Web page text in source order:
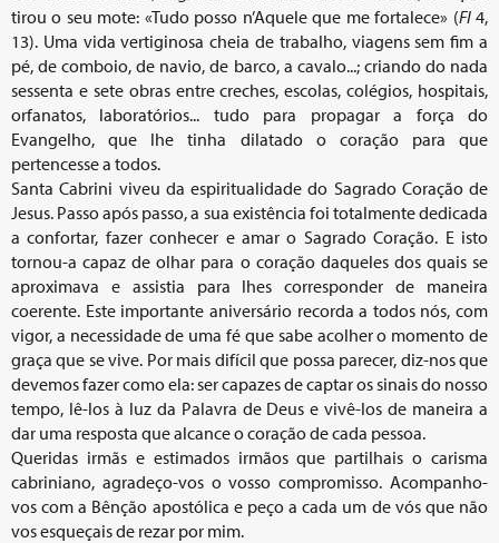
tirou o seu mote: «Tudo posso n’Aquele que me fortalece» (Fl4,
13). Uma vida vertiginosa cheia de trabalho, viagens sem fim a
pé, de comboio, de navio, de barco, a cavalo...; criando do nada
sessenta e sete obras entre creches, escolas, colégios, hospitais,
orfanatos, laboratórios... tudo para propagar a força do
Evangelho, que lhe tinha dilatado o coração para que
pertencesse a todos.
Santa Cabrini viveu da espiritualidade do Sagrado Coração de
Jesus. Passo após passo, a sua existência foi totalmente dedicada
a confortar, fazer conhecer e amar o Sagrado Coração. E isto
tornou-a capaz de olhar para o coração daqueles dos quais se
aproximava e assistia para lhes corresponder de maneira
coerente. Este importante aniversário recorda a todos nós, com
vigor, a necessidade de uma fé que sabe acolher o momento de
graça que se vive. Por mais difícil que possa parecer, diz-nos que
devemos fazer como ela: ser capazes de captar os sinais do nosso
tempo, lê-los à luz da Palavra de Deus e vivê-los de maneira a
dar uma resposta que alcance o coração de cada pessoa.
Queridas irmãs e estimados irmãos que partilhais o carisma
cabriniano, agradeço-vos o vosso compromisso. Acompanho-
vos com a Bênção apostólica e peço a cada um de vós que não
vos esqueçais de rezar por mim.